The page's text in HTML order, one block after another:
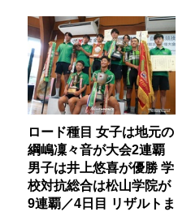
ロード種目 女子は地元の
綱嶋凜々音が大会2連覇
男子は井上悠喜が優勝 学
校対抗総合は松山学院が
9連覇／4日目 リザルトま